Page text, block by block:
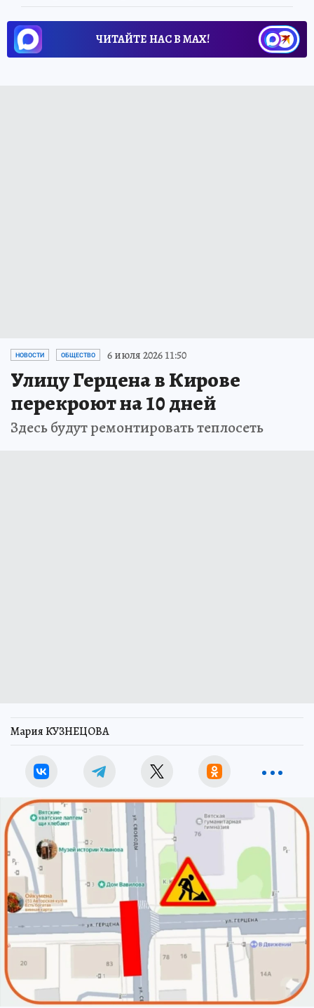
ЧИТАЙТЕ НАС В МАХ!
НОВОСТИ ОБЩЕСТВО 6 июля 2026 11:50
Улицу Герцена в Кирове
перекроют на 10 дней
Здесь будут ремонтировать теплосеть
Мария КУЗНЕЦОВА